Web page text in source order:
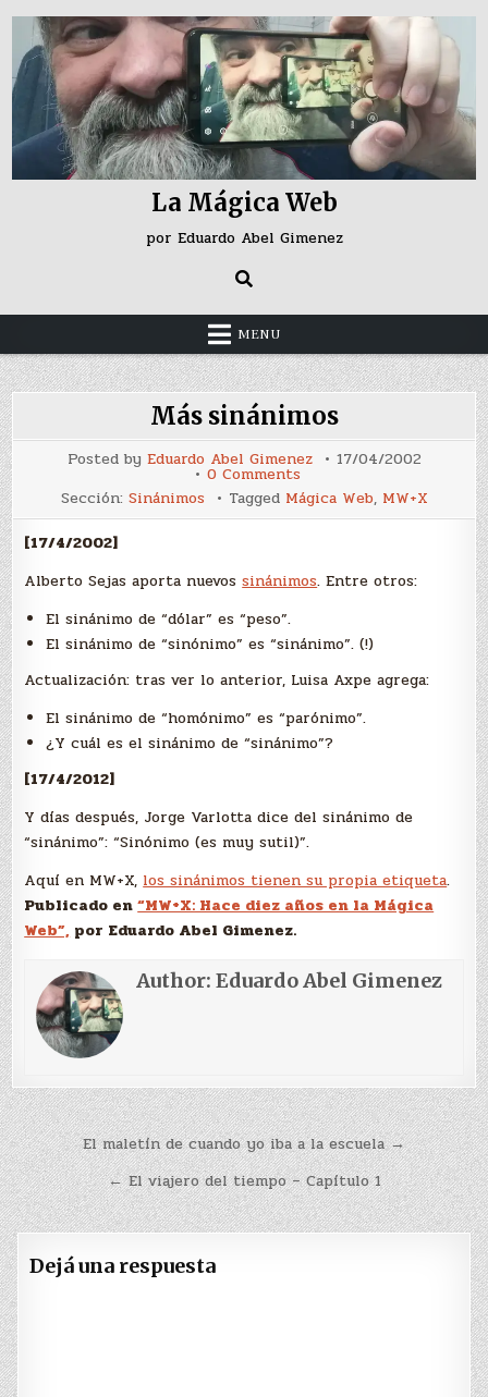
Skip
content
La Mágica Web
por Eduardo Abel Gimenez
MENU
Más sinánimos
Posted by Eduardo Abel Gimenez 17/04/2002
0 Commentson
Más
sinánimos
Sección: Sinánimos Tagged Mágica Web, MW+X
[17/4/2002]
Alberto Sejas aporta nuevossinánimos. Entre otros:
El sinánimo de “dólar” es “peso”.
El sinánimo de “sinónimo” es “sinánimo”. (!)
Actualización: tras ver lo anterior, Luisa Axpe agrega:
El sinánimo de “homónimo” es “parónimo”.
¿Y cuál es el sinánimo de “sinánimo”?
[17/4/2012]
Y días después, Jorge Varlotta dice del sinánimo de
“sinánimo”: “Sinónimo (es muy sutil)”.
Aquí en MW+X, los sinánimos tienen su propia etiqueta.
Publicado en“MW+X: Hace diez años en la Mágica
Web”, por Eduardo Abel Gimenez.
Author:Eduardo Abel Gimenez
Navegación
de
entradas
El maletín de cuando yo iba a la escuela →
← El viajero del tiempo – Capítulo 1
Dejá una respuesta